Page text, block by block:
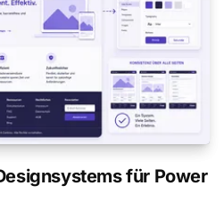
für Power